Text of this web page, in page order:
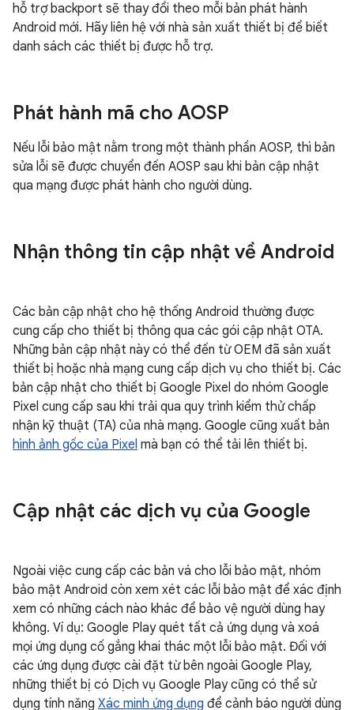
hỗ trợ backport sẽ thay đổi theo mỗi bản phát hành
Android mới. Hãy liên hệ với nhà sản xuất thiết bị để biết
danh sách các thiết bị được hỗ trợ.
Phát hành mã cho AOSP
Nếu lỗi bảo mật nằm trong một thành phần AOSP, thì bản
sửa lỗi sẽ được chuyển đến AOSP sau khi bản cập nhật
qua mạng được phát hành cho người dùng.
Nhận thông tin cập nhật về Android
Các bản cập nhật cho hệ thống Android thường được
cung cấp cho thiết bị thông qua các gói cập nhật OTA.
Những bản cập nhật này có thể đến từ OEM đã sản xuất
thiết bị hoặc nhà mạng cung cấp dịch vụ cho thiết bị. Các
bản cập nhật cho thiết bị Google Pixel do nhóm Google
Pixel cung cấp sau khi trải qua quy trình kiểm thử chấp
nhận kỹ thuật (TA) của nhà mạng. Google cũng xuất bản
hình ảnh gốc của Pixel mà bạn có thể tải lên thiết bị.
Cập nhật các dịch vụ của Google
Ngoài việc cung cấp các bản vá cho lỗi bảo mật, nhóm
bảo mật Android còn xem xét các lỗi bảo mật để xác định
xem có những cách nào khác để bảo vệ người dùng hay
không. Ví dụ: Google Play quét tất cả ứng dụng và xoá
mọi ứng dụng cố gắng khai thác một lỗi bảo mật. Đối với
các ứng dụng được cài đặt từ bên ngoài Google Play,
những thiết bị có Dịch vụ Google Play cũng có thể sử
dụng tính năng Xác minh ứng dụng để cảnh báo người dùng